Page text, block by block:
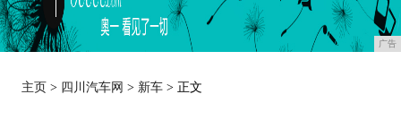
广告
主页 > 四川汽车网 > 新车 > 正文